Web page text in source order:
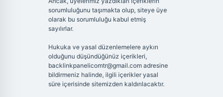
sorumluluğunu taşımakta olup, siteye üye
olarak bu sorumluluğu kabul etmiş
sayılırlar.
Hukuka ve yasal düzenlemelere aykırı
olduğunu düşündüğünüz içerikleri,
backlinkpanelicomtr@gmail.comadresine
bildirmeniz halinde, ilgili içerikler yasal
süre içerisinde sitemizden kaldırılacaktır.